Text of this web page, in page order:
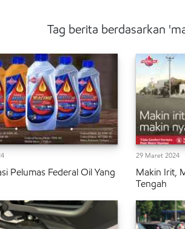
Tag berita berdasarkan
Pelumas Federal Oil Yang
29 Maret 2024
Makin Irit,
Tengah